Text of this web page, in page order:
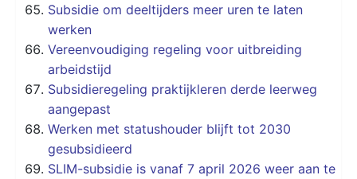
Subsidie om deeltijders meer uren te laten
werken
Vereenvoudiging regeling voor uitbreiding
arbeidstijd
Subsidieregeling praktijkleren derde leerweg
aangepast
Werken met statushouder blijft tot 2030
gesubsidieerd
SLIM-subsidie is vanaf 7 april 2026 weer aan te